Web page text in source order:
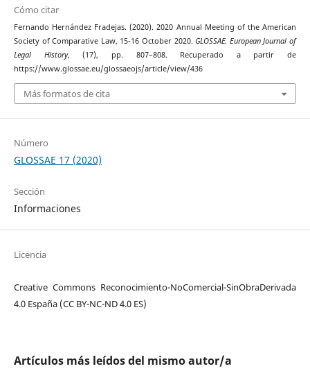
Cómo citar
Fernando Hernández Fradejas. (2020). 2020 Annual Meeting of the American
Society of Comparative Law, 15-16 October 2020.GLOSSAE. European Journal of
Legal History, (17), pp. 807–808. Recuperado a partir de
https://www.glossae.eu/glossaeojs/article/view/436
Más formatos de cita
Número
GLOSSAE 17 (2020)
Sección
Informaciones
Licencia
Creative Commons Reconocimiento-NoComercial-SinObraDerivada
4.0 España (CC BY-NC-ND 4.0 ES)
Artículos más leídos del mismo autor/a